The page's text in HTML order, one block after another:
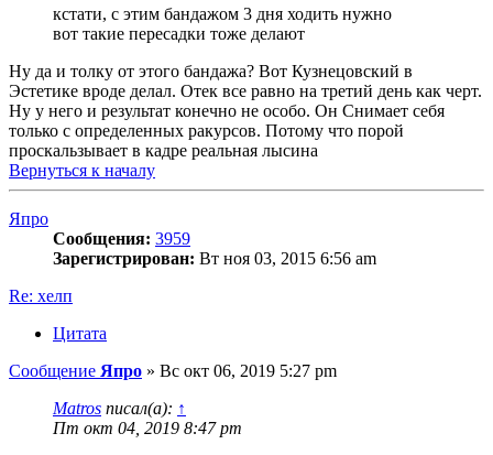
кстати, с этим бандажом 3 дня ходить нужно
вот такие пересадки тоже делают
Ну да и толку от этого бандажа? Вот Кузнецовский в
Эстетике вроде делал. Отек все равно на третий день как черт.
Ну у него и результат конечно не особо. Он Снимает себя
только с определенных ракурсов. Потому что порой
проскальзывает в кадре реальная лысина
Вернуться к началу
Япро
Сообщения: 3959
Зарегистрирован: Вт ноя 03, 2015 6:56 am
Re: хелп
Цитата
Сообщение Япро » Вс окт 06, 2019 5:27 pm
Matros писал(а): ↑
Пт окт 04, 2019 8:47 pm